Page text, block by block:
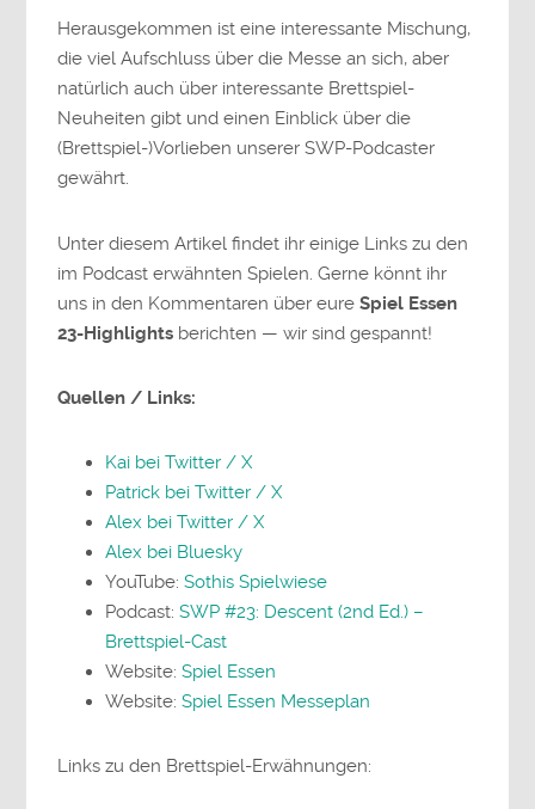
Herausgekommen ist eine interessante Mischung,
die viel Aufschluss über die Messe an sich, aber
natürlich auch über interessante Brettspiel-
Neuheiten gibt und einen Einblick über die
(Brettspiel-)Vorlieben unserer SWP-Podcaster
gewährt.
Unter diesem Artikel findet ihr einige Links zu den
im Podcast erwähnten Spielen. Gerne könnt ihr
uns in den Kommentaren über eureSpiel Essen
23-Highlights berichten — wir sind gespannt!
Quellen / Links:
Kai bei Twitter / X
Patrick bei Twitter / X
Alex bei Twitter / X
Alex bei Bluesky
YouTube:Sothis Spielwiese
Podcast:SWP #23: Descent (2nd Ed.) –
Brettspiel-Cast
Website:Spiel Essen
Website:Spiel Essen Messeplan
Links zu den Brettspiel-Erwähnungen: